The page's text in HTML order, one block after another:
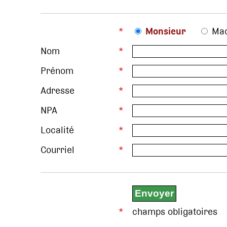
* Monsieur
Nom
*
Prénom
*
Adresse
*
NPA
*
Localité
*
Courriel
*
* champs obligatoires